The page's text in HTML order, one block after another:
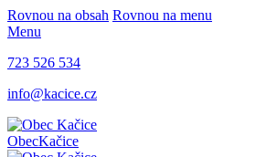
Rovnou na obsah Rovnou na menu
Menu
723 526 534
info@kacice.cz
ObecKačice